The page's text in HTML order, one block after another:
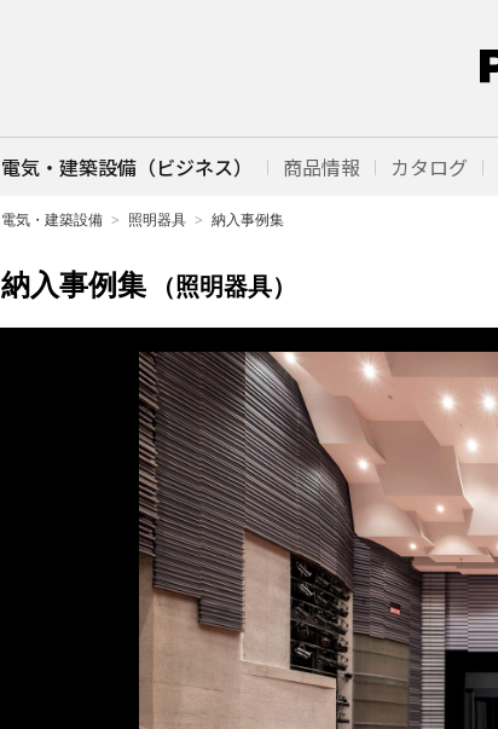
電気・建築設備（ビジネス） 商品情報 カタログ
電気・建築設備 照明器具 納入事例集
納入事例集 （照明器具）